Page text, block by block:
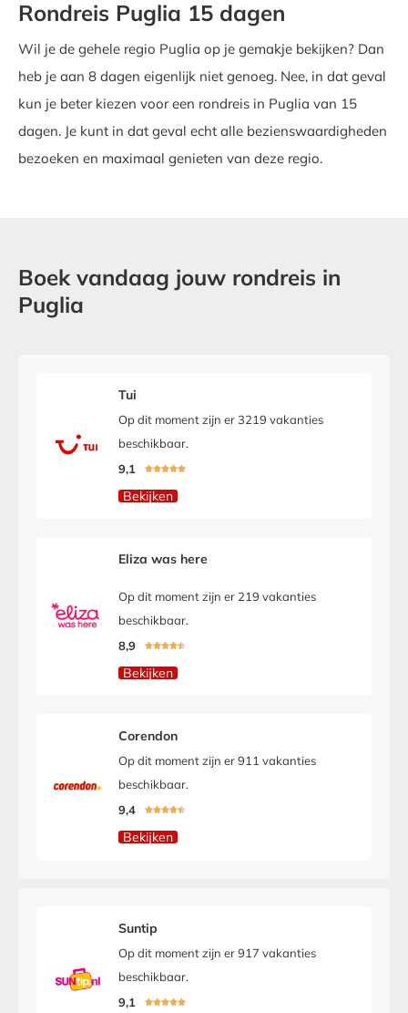
Rondreis Puglia 15 dagen
Wil je de gehele regio Puglia op je gemakje bekijken? Dan
heb je aan 8 dagen eigenlijk niet genoeg. Nee, in dat geval
kun je beter kiezen voor een rondreis in Puglia van 15
dagen. Je kunt in dat geval echt alle bezienswaardigheden
bezoeken en maximaal genieten van deze regio.
Boek vandaag jouw rondreis in
Puglia
Tui
Op dit moment zijn er 3219 vakanties
beschikbaar.
9,1

Bekijken
Eliza was here
Op dit moment zijn er 219 vakanties
beschikbaar.
8,9

Bekijken
Corendon
Op dit moment zijn er 911 vakanties
beschikbaar.
9,4

Bekijken
Suntip
Op dit moment zijn er 917 vakanties
beschikbaar.
9,1
